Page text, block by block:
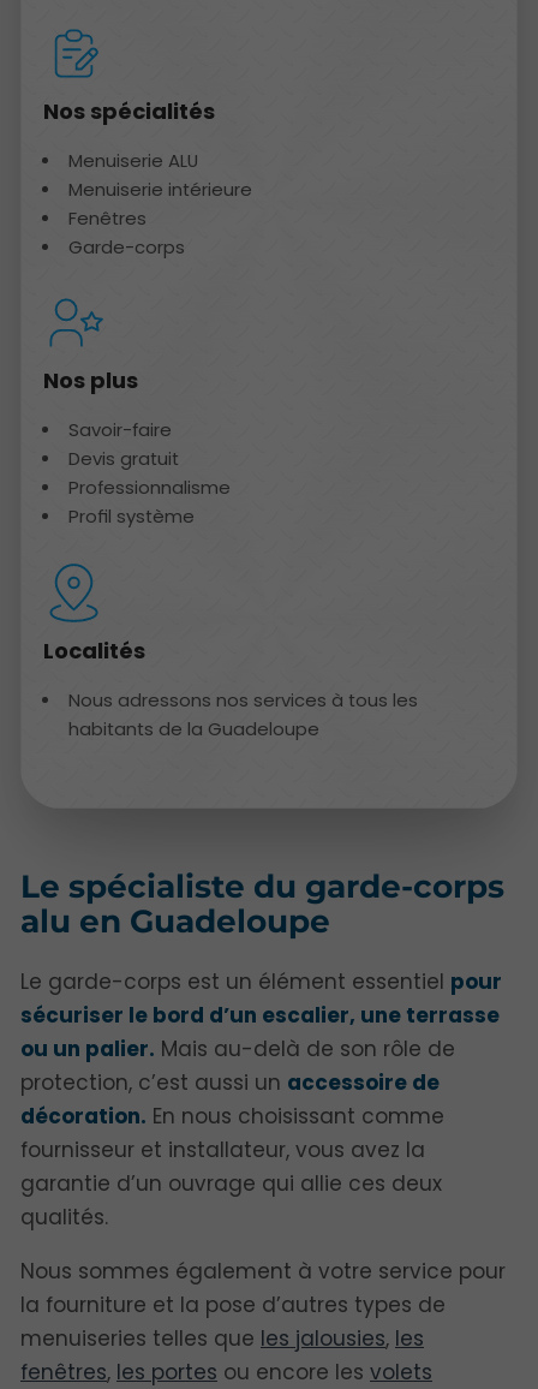
Nos spécialités
Menuiserie ALU
Menuiserie intérieure
Fenêtres
Garde-corps
Nos plus
Savoir-faire
Devis gratuit
Professionnalisme
Profil système
Localités
Nous adressons nos services à tous les
habitants de la Guadeloupe
Le spécialiste du garde-corps
alu en Guadeloupe
Le garde-corps est un élément essentiel pour
sécuriser le bord d’un escalier, une terrasse
ou un palier. Mais au-delà de son rôle de
protection, c’est aussi un accessoire de
décoration. En nous choisissant comme
fournisseur et installateur, vous avez la
garantie d’un ouvrage qui allie ces deux
qualités.
Nous sommes également à votre service pour
la fourniture et la pose d’autres types de
menuiseries telles que les jalousies, les
fenêtres, les portes ou encore les volets